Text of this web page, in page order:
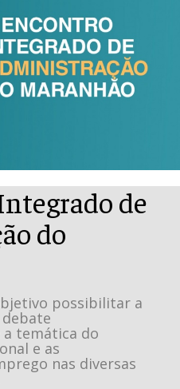
de
do
possibilitar a
temática do
e as
nas diversas